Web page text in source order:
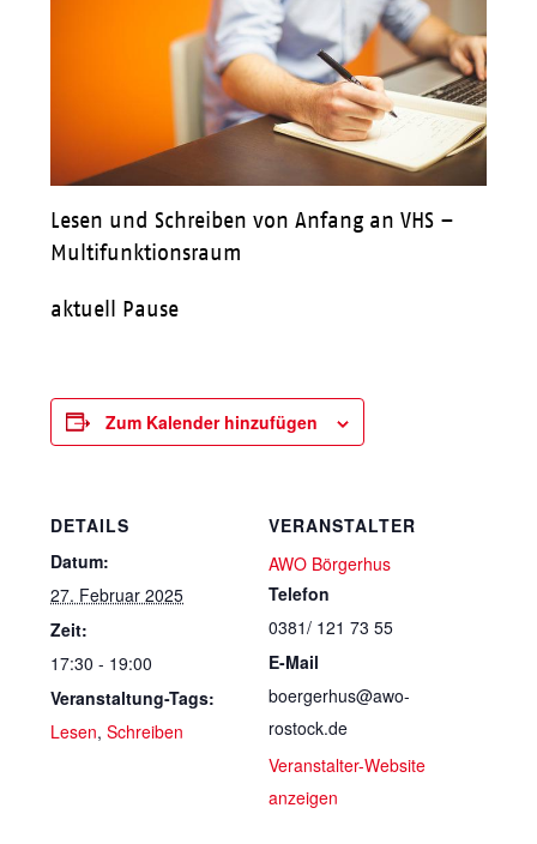
Lesen und Schreiben von Anfang an VHS –
Multifunktionsraum
aktuell Pause
Zum Kalender hinzufügen
DETAILS
Datum:
27. Februar 2025
Zeit:
17:30 - 19:00
Veranstaltung-Tags:
Lesen,Schreiben
VERANSTALTER
AWO Börgerhus
Telefon
0381/ 121 73 55
E-Mail
boergerhus@awo-
rostock.de
Veranstalter-Website
anzeigen